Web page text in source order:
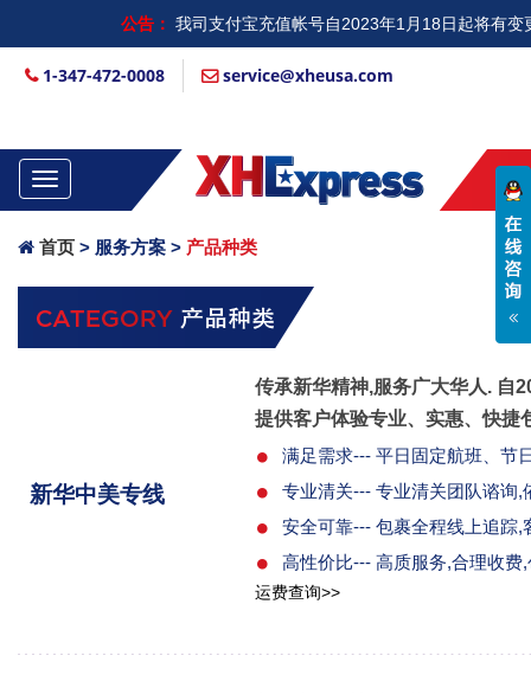
公告： 我司支付宝充值帐号自2023年1月18日起将有
充值”查看，请大家充值运费时一定注意输入...
1-347-472-0008 service@xheusa.com
Toggle
navigation
首页 > 服务方案 > 产品种类
新华中美专线
传承新华精神,服务广大华人. 自
提供客户体验专业、实惠、快捷
满足需求--- 平日固定航班、节
专业清关--- 专业清关团队谘询
安全可靠--- 包裹全程线上追踪
高性价比--- 高质服务,合理收费
运费查询>>